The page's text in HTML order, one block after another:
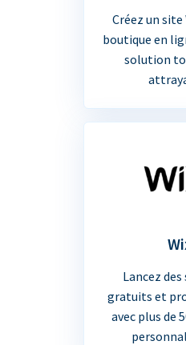
Créez un site
boutique en
solution
Lancez
gratuits et
avec plus de